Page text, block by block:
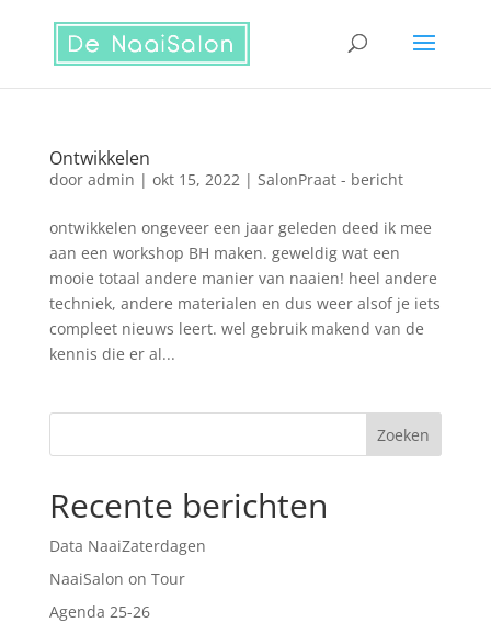
Ontwikkelen
door admin | okt 15, 2022| SalonPraat - bericht
ontwikkelen ongeveer een jaar geleden deed ik mee
aan een workshop BH maken. geweldig wat een
mooie totaal andere manier van naaien! heel andere
techniek, andere materialen en dus weer alsof je iets
compleet nieuws leert. wel gebruik makend van de
kennis die er al...
Recente berichten
Data NaaiZaterdagen
NaaiSalon on Tour
Agenda 25-26